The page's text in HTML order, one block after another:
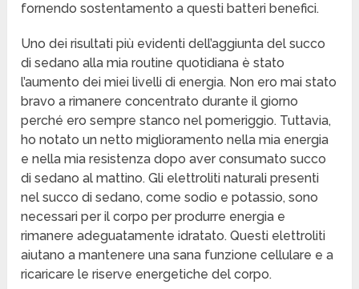
fornendo sostentamento a questi batteri benefici.
Uno dei risultati più evidenti dell’aggiunta del succo
di sedano alla mia routine quotidiana è stato
l’aumento dei miei livelli di energia. Non ero mai stato
bravo a rimanere concentrato durante il giorno
perché ero sempre stanco nel pomeriggio. Tuttavia,
ho notato un netto miglioramento nella mia energia
e nella mia resistenza dopo aver consumato succo
di sedano al mattino. Gli elettroliti naturali presenti
nel succo di sedano, come sodio e potassio, sono
necessari per il corpo per produrre energia e
rimanere adeguatamente idratato. Questi elettroliti
aiutano a mantenere una sana funzione cellulare e a
ricaricare le riserve energetiche del corpo.